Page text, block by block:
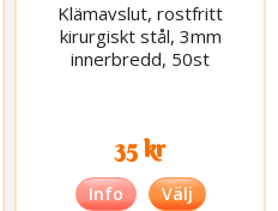
Klämavslut, rostfritt
kirurgiskt stål, 3mm
innerbredd, 50st
35 kr
Info Välj